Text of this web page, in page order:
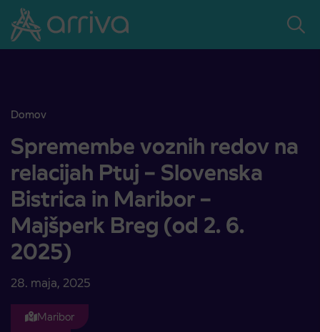
Skoči na vsebino
Domov
Spremembe voznih redov na relacijah Ptuj – Slovenska Bistrica in
Spremembe voznih redov na
relacijah Ptuj – Slovenska
Bistrica in Maribor –
Majšperk Breg (od 2. 6.
2025)
28. maja, 2025
Maribor